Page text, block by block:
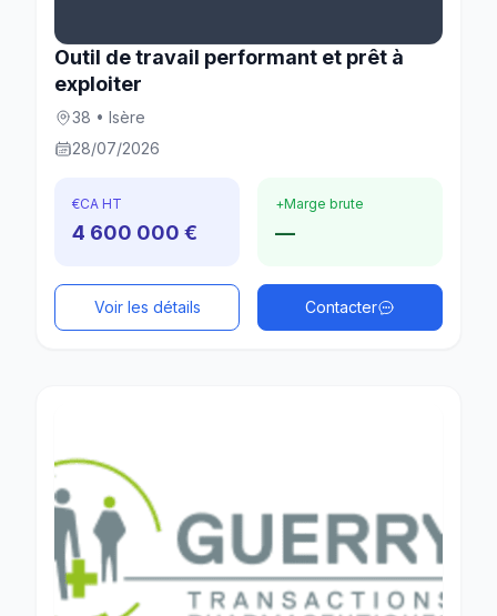
Outil de travail performant et prêt à
exploiter
38 • Isère
28/07/2026
€CA HT
4 600 000 €
+Marge brute
—
Voir les détails Contacter